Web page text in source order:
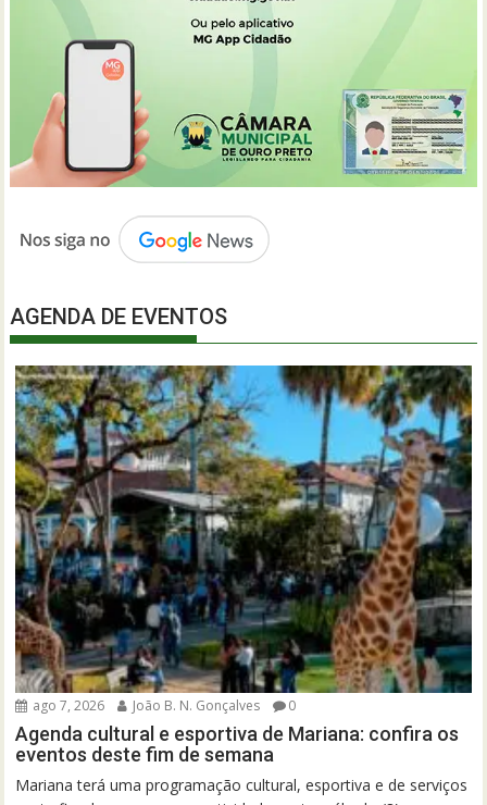
AGENDA DE EVENTOS
ago 7, 2026 João B. N. Gonçalves 0
Agenda cultural e esportiva de Mariana: confira os
eventos deste fim de semana
Mariana terá uma programação cultural, esportiva e de serviços